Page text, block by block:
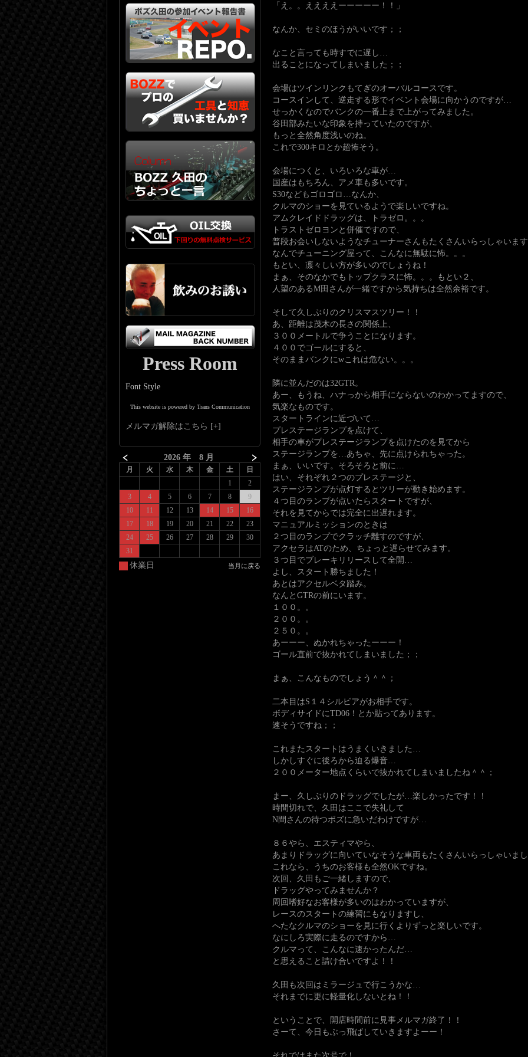
「え。。ええええーーーーー！！」
なんか、セミのほうがいいです；；
なこと言っても時すでに遅し…
出ることになってしまいました；；
会場はツインリンクもてぎのオーバルコースです。
コースインして、逆走する形でイベント会場に向かうのですが…
せっかくなのでバンクの一番上まで上がってみました。
谷田部みたいな印象を持っていたのですが、
もっと全然角度浅いのね。
これで300キロとか超怖そう。
会場につくと、いろいろな車が…
国産はもちろん、アメ車も多いです。
S30などもゴロゴロ…なんか、
クルマのショーを見ているようで楽しいですね。
アムクレイドドラッグは、トラゼロ。。。
トラストゼロヨンと併催ですので、
普段お会いしないようなチューナーさんもたくさんいらっしゃいま
なんでチューニング屋って、こんなに無駄に怖。。。
もとい、凛々しい方が多いのでしょうね！
まぁ、そのなかでもトップクラスに怖。。。もとい２、
人望のあるM田さんが一緒ですから気持ちは全然余裕です。
そして久しぶりのクリスマスツリー！！
あ、距離は茂木の長さの関係上、
３００メートルで争うことになります。
４００でゴールにすると、
そのままバンクにwこれは危ない。。。
隣に並んだのは32GTR。
あー、もうね、ハナっから相手にならないのわかってますので、
気楽なものです。
スタートラインに近づいて…
プレステージランプを点けて、
相手の車がプレステージランプを点けたのを見てから
ステージランプを…あちゃ、先に点けられちゃった。
まぁ、いいです。そろそろと前に…
はい、それぞれ２つのプレステージと、
ステージランプが点灯するとツリーが動き始めます。
４つ目のランプが点いたらスタートですが、
それを見てからでは完全に出遅れます。
マニュアルミッションのときは
２つ目のランプでクラッチ離すのですが、
アクセラはATのため、ちょっと遅らせてみます。
３つ目でブレーキリリースして全開…
よし、スタート勝ちました！
あとはアクセルベタ踏み。
なんとGTRの前にいます。
１００。。
２００。。
２５０。。
あーーー、ぬかれちゃったーーー！
ゴール直前で抜かれてしまいました；；
まぁ、こんなものでしょう＾＾；
二本目はS１４シルビアがお相手です。
ボディサイドにTD06！とか貼ってあります。
速そうですね；；
これまたスタートはうまくいきました…
しかしすぐに後ろから迫る爆音…
２００メーター地点くらいで抜かれてしまいましたね＾＾；
まー、久しぶりのドラッグでしたが…楽しかったです！！
時間切れで、久田はここで失礼して
N間さんの待つボズに急いだわけですが…
８６やら、エスティマやら、
あまりドラッグに向いていなそうな車両もたくさんいらっしゃいま
これなら、うちのお客様も全然OKですね。
次回、久田もご一緒しますので、
ドラッグやってみませんか？
周回嗜好なお客様が多いのはわかっていますが、
レースのスタートの練習にもなりますし、
へたなクルマのショーを見に行くよりずっと楽しいです。
なにしろ実際に走るのですから…
クルマって、こんなに速かったんだ…
と思えること請け合いですよ！！
久田も次回はミラージュで行こうかな…
それまでに更に軽量化しないとね！！
ということで、開店時間前に見事メルマガ終了！！
さーて、今日もぶっ飛ばしていきますよーー！
Press Room
Font Style
This website is powered by Trans Communication
メルマガ解除はこちら
2026 年 8 月
月 火 水 木 金 土
日
1
2
3
4 5 6 7 8
9
10
11 12 13 14 15
16
17
18 19 20 21 22
23
24
25 26 27 28 29
30
31
休業日 当月に戻る